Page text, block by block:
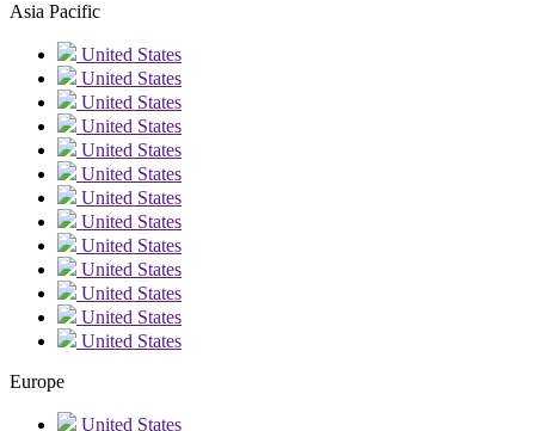
Asia Pacific
United States
United States
United States
United States
United States
United States
United States
United States
United States
United States
United States
United States
United States
Europe
United States